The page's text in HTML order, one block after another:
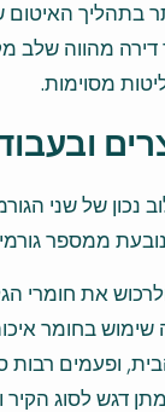
האיטום
דירה מהווה שלב
מסוימות.
של שני
ממספר
את חומרי
בחומר
ופעמים רבות
דגש לסוג